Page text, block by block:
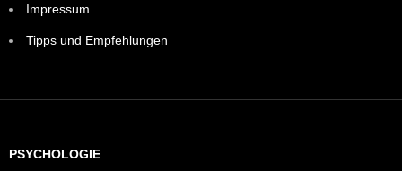
Impressum
Tipps und Empfehlungen
PSYCHOLOGIE